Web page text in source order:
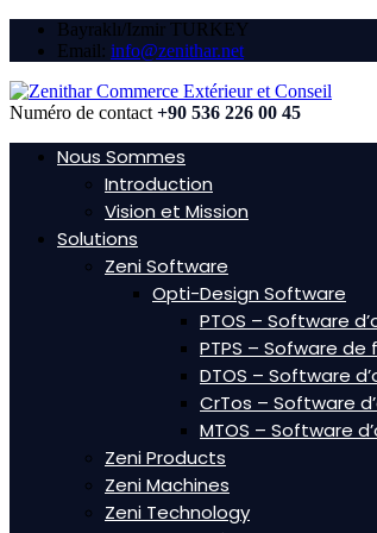
Bayraklı/Izmir TURKEY
Email: info@zenithar.net
Numéro de contact +90 536 226 00 45
Nous Sommes
Introduction
Vision et Mission
Solutions
Zeni Software
Opti-Design Software
PTOS – Software
PTPS – Sofware
DTOS – Software
CrTos – Software
MTOS – Software
Zeni Products
Zeni Machines
Zeni Technology